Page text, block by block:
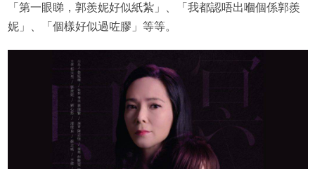
「第一眼睇，郭羨妮好似紙紮」、「我都認唔出嗰個係郭羨
妮」、「個樣好似過咗膠」等等。